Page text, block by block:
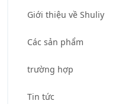
Giới thiệu về Shuliy
Các sản phẩm
trường hợp
Tin tức